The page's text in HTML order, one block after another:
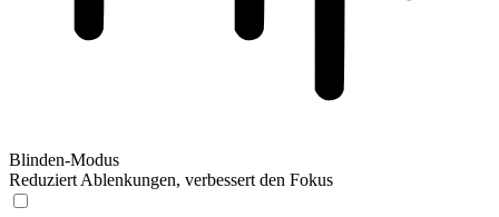
Blinden-Modus
Reduziert Ablenkungen, verbessert den Fokus